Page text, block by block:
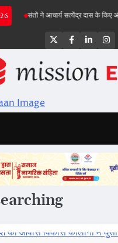
संतों ने आचार्य सत्येंद्र दास के किए
Twitter
Facebook